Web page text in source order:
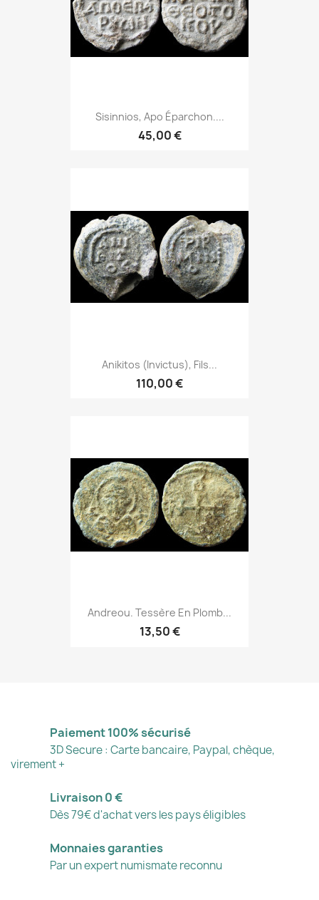
Sisinnios, Apo Éparchon....
45,00 €
Anikitos (Invictus), Fils...
110,00 €
Andreou. Tessère En Plomb...
13,50 €
Paiement 100% sécurisé
3D Secure : Carte bancaire, Paypal, chèque,
virement +
Livraison 0 €
Dès 79€ d'achat vers les pays éligibles
Monnaies garanties
Par un expert numismate reconnu